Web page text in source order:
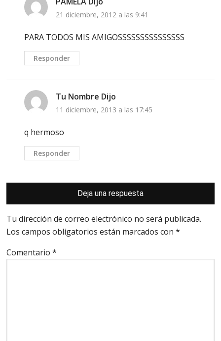
21 diciembre, 2012 a las 9:41
PARA TODOS MIS AMIGOSSSSSSSSSSSSSSS
Responder
Tu Nombre Dijo
11 diciembre, 2013 a las 17:45
q hermoso
Responder
Deja una respuesta
Tu dirección de correo electrónico no será publicada.
Los campos obligatorios están marcados con*
Comentario*